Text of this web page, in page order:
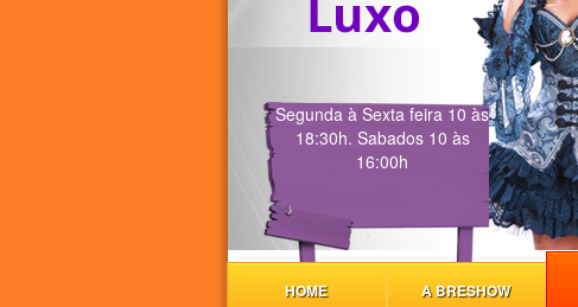
Segunda à Sexta feira 10 às
18:30h. Sabados 10 às
16:00h
HOME A BRESHOW